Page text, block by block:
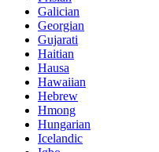
Galician
Georgian
Gujarati
Haitian
Hausa
Hawaiian
Hebrew
Hmong
Hungarian
Icelandic